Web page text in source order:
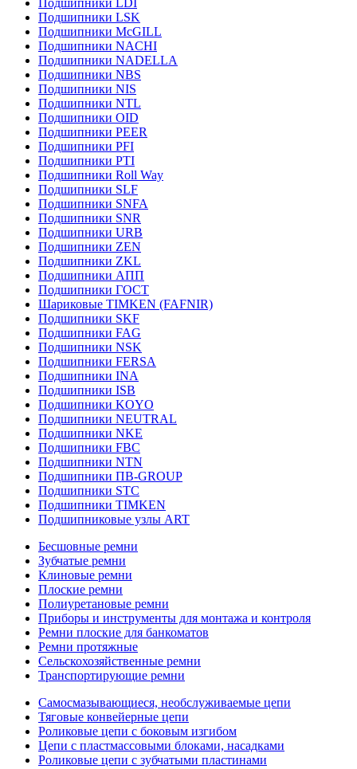
Подшипники LDI
Подшипники LSK
Подшипники McGILL
Подшипники NACHI
Подшипники NADELLA
Подшипники NBS
Подшипники NIS
Подшипники NTL
Подшипники OID
Подшипники PEER
Подшипники PFI
Подшипники PTI
Подшипники Roll Way
Подшипники SLF
Подшипники SNFA
Подшипники SNR
Подшипники URB
Подшипники ZEN
Подшипники ZKL
Подшипники АПП
Подшипники ГОСТ
Шариковые ТІMKEN (FAFNIR)
Подшипники SKF
Подшипники FAG
Подшипники NSK
Подшипники FERSA
Подшипники INA
Подшипники ISB
Подшипники KOYO
Подшипники NEUTRAL
Подшипники NKE
Подшипники FBC
Подшипники NTN
Подшипники ПВ-GROUP
Подшипники STC
Подшипники TIMKEN
Подшипниковые узлы ART
Бесшовные ремни
Зубчатые ремни
Клиновые ремни
Плоские ремни
Полиуретановые ремни
Приборы и инструменты для монтажа и контроля
Ремни плоские для банкоматов
Ремни протяжные
Сельскохозяйственные ремни
Транспортирующие ремни
Самосмазывающиеся, необслуживаемые цепи
Тяговые конвейерные цепи
Роликовые цепи с боковым изгибом
Цепи с пластмассовыми блоками, насадками
Роликовые цепи с зубчатыми пластинами